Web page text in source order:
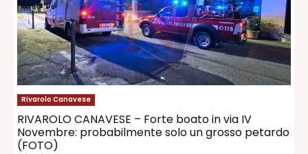
Rivarolo Canavese
RIVAROLO CANAVESE – Forte boato in via IV
Novembre: probabilmente solo un grosso petardo
(FOTO)